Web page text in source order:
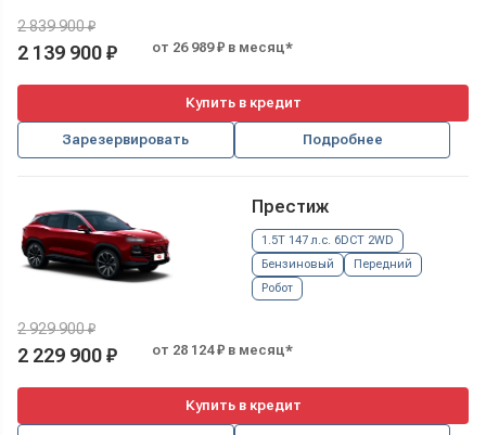
2 839 900 ₽
2 139 900 ₽ от 26 989 ₽ в месяц*
Купить в кредит
Зарезервировать Подробнее
Престиж
1.5T 147 л.с. 6DCT 2WD
Бензиновый
Передний
Робот
2 929 900 ₽
2 229 900 ₽ от 28 124 ₽ в месяц*
Купить в кредит